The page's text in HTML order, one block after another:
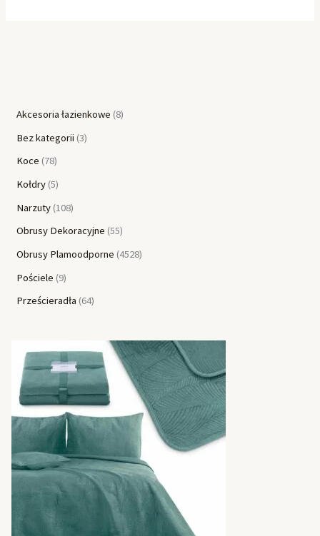
Akcesoria łazienkowe 8
Bez kategorii 3
Koce 78
Kołdry 5
Narzuty 108
Obrusy Dekoracyjne 55
Obrusy Plamoodporne 4528
Pościele 9
Prześcieradła 64